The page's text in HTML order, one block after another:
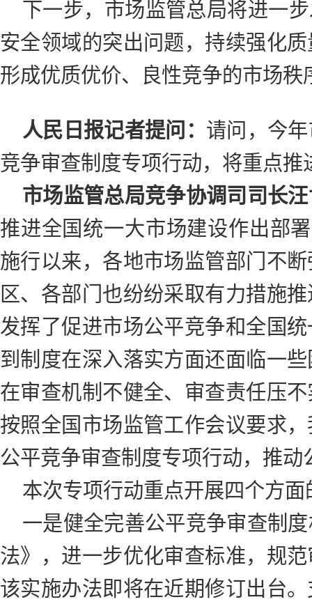
下一步，市场监管总局将进一
安全领域的突出问题，持续强化
形成优质优价、良性竞争的市场秩
人民日报记者提问： 请问，今
竞争审查制度专项行动，将重点推
市场监管总局竞争协调司司长
推进全国统一大市场建设作出部
施行以来，各地市场监管部门不
区、各部门也纷纷采取有力措施
发挥了促进市场公平竞争和全国
到制度在深入落实方面还面临一
在审查机制不健全、审查责任压
按照全国市场监管工作会议要求
公平竞争审查制度专项行动，推
本次专项行动重点开展四个方面
一是健全完善公平竞争审查制
法》，进一步优化审查标准，规
该实施办法即将在近期修订出台